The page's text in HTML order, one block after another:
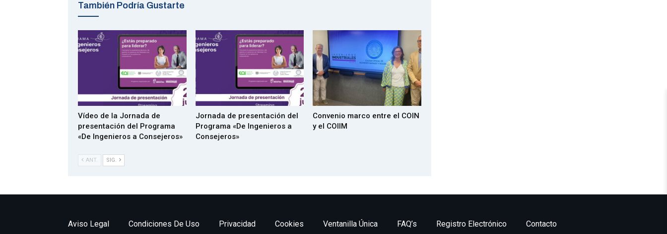
También Podría Gustarte
Vídeo de la Jornada de
presentación del Programa
«De Ingenieros a Consejeros»
Jornada de presentación del
Programa «De Ingenieros a
Consejeros»
Convenio marco entre el COIN
y el COIIM
ANT. SIG.
Aviso Legal Condiciones De Uso Privacidad Cookies Ventanilla Única FAQ’s Registro Electrónico
Contacto